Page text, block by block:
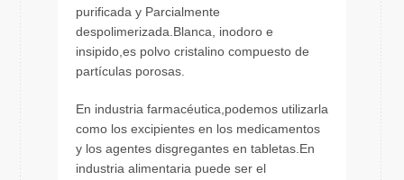
purificada y Parcialmente
despolimerizada.Blanca, inodoro e
insipido,es polvo cristalino compuesto de
partículas porosas.
En industria farmacéutica,podemos utilizarla
como los excipientes en los medicamentos
y los agentes disgregantes en tabletas.En
industria alimentaria puede ser el